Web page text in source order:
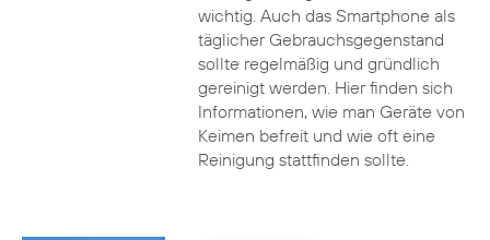
wichtig. Auch das Smartphone als
täglicher Gebrauchsgegenstand
sollte regelmäßig und gründlich
gereinigt werden. Hier finden sich
Informationen, wie man Geräte von
Keimen befreit und wie oft eine
Reinigung stattfinden sollte.